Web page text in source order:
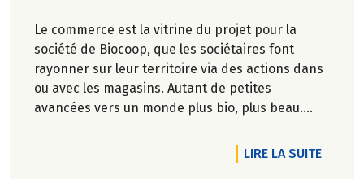
Le commerce est la vitrine du projet pour la
société de Biocoop, que les sociétaires font
rayonner sur leur territoire via des actions dans
ou avec les magasins. Autant de petites
avancées vers un monde plus bio, plus beau.
Marie-Pierre Chavel, avec Anne Basset.LIRE LA SUITEDE